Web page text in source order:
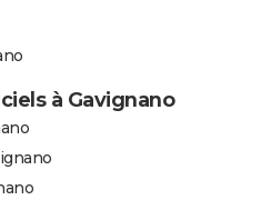
à Gavignano